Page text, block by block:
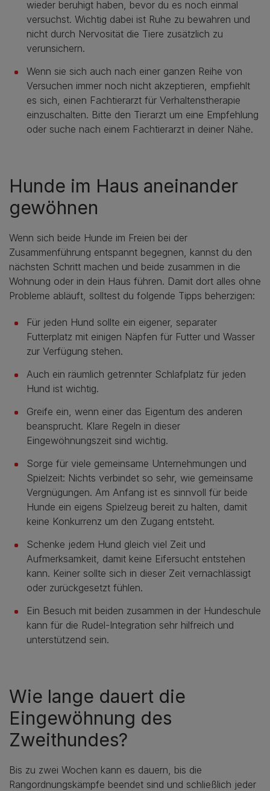
wieder beruhigt haben, bevor du es noch einmal
versuchst. Wichtig dabei ist Ruhe zu bewahren und
nicht durch Nervosität die Tiere zusätzlich zu
verunsichern.
Wenn sie sich auch nach einer ganzen Reihe von
Versuchen immer noch nicht akzeptieren, empfiehlt
es sich, einen Fachtierarzt für Verhaltenstherapie
einzuschalten. Bitte den Tierarzt um eine Empfehlung
oder suche nach einem Fachtierarzt in deiner Nähe.
Hunde im Haus aneinander
gewöhnen
Wenn sich beide Hunde im Freien bei der
Zusammenführung entspannt begegnen, kannst du den
nächsten Schritt machen und beide zusammen in die
Wohnung oder in dein Haus führen. Damit dort alles ohne
Probleme abläuft, solltest du folgende Tipps beherzigen:
Für jeden Hund sollte ein eigener, separater
Futterplatz mit einigen Näpfen für Futter und Wasser
zur Verfügung stehen.
Auch ein räumlich getrennter Schlafplatz für jeden
Hund ist wichtig.
Greife ein, wenn einer das Eigentum des anderen
beansprucht. Klare Regeln in dieser
Eingewöhnungszeit sind wichtig.
Sorge für viele gemeinsame Unternehmungen und
Spielzeit: Nichts verbindet so sehr, wie gemeinsame
Vergnügungen. Am Anfang ist es sinnvoll für beide
Hunde ein eigens Spielzeug bereit zu halten, damit
keine Konkurrenz um den Zugang entsteht.
Schenke jedem Hund gleich viel Zeit und
Aufmerksamkeit, damit keine Eifersucht entstehen
kann. Keiner sollte sich in dieser Zeit vernachlässigt
oder zurückgesetzt fühlen.
Ein Besuch mit beiden zusammen in der Hundeschule
kann für die Rudel-Integration sehr hilfreich und
unterstützend sein.
Wie lange dauert die
Eingewöhnung des
Zweithundes?
Bis zu zwei Wochen kann es dauern, bis die
Rangordnungskämpfe beendet sind und schließlich jeder